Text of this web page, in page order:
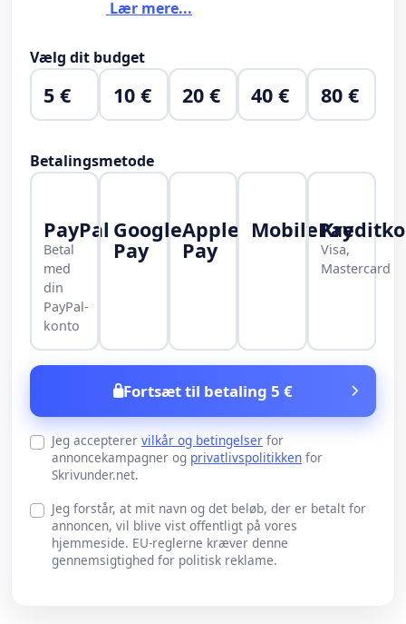
Lær mere...
Vælg dit budget
5 € 10 € 20 € 40 € 80 €
Betalingsmetode
PayPal
Betal
med
din
PayPal-
konto
Google
Pay
Apple
Pay
MobilePay
Visa,
Mastercard
Fortsæt til betaling 5 €
Jeg accepterer vilkår og betingelser for
annoncekampagner og privatlivspolitikken for
Skrivunder.net.
Jeg forstår, at mit navn og det beløb, der er betalt for
annoncen, vil blive vist offentligt på vores
hjemmeside. EU-reglerne kræver denne
gennemsigtighed for politisk reklame.